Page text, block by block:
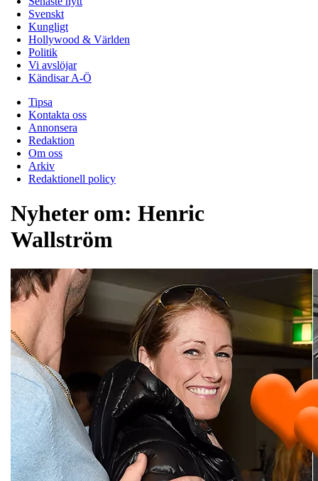
Svenskt
Kungligt
Hollywood & Världen
Politik
Vi avslöjar
Kändisar A-Ö
Tipsa
Kontakta oss
Annonsera
Redaktion
Om oss
Arkiv
Redaktionell policy
Nyheter om: Henric
Wallström